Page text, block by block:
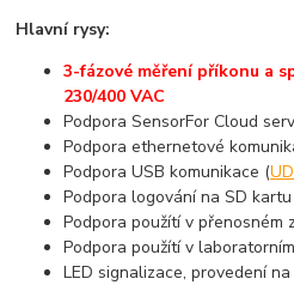
Hlavní rysy:
3-fázové měření příkonu a
230/400 VAC
Podpora SensorFor Cloud
Podpora ethernetové
Podpora USB komunikace (
Podpora logování na SD
Podpora použítí v přenosném
Podpora použítí v
LED signalizace, provedení